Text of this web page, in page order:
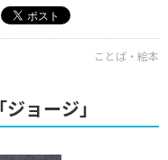
ことば・絵本
ョージ」